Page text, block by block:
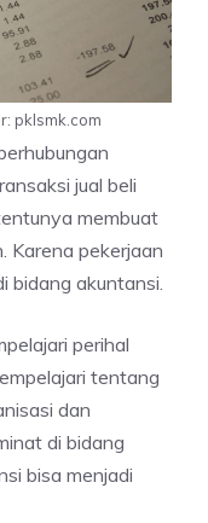
pklsmk.com
jual beli
membuat
Karena pekerjaan
bidang akuntansi.
perihal
tentang
dan
di bidang
bisa menjadi